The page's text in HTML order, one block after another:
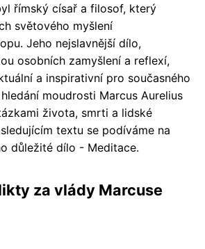
římský císař a filosof, který
světového myšlení
Jeho nejslavnější dílo,
osobních zamyšlení a reflexí,
a inspirativní pro současného
moudrosti Marcus Aurelius
života, smrti a lidské
textu se podíváme na
důležité dílo - Meditace.
za vlády Marcuse